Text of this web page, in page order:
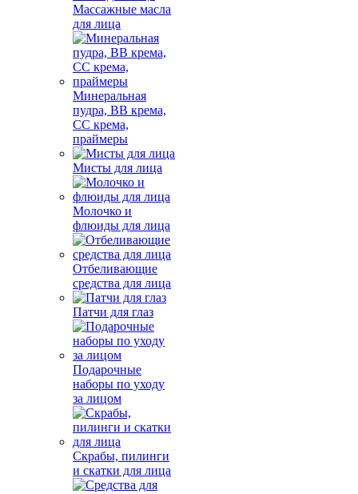
Массажные масла
для лица
Минеральная
пудра, BB крема,
СС крема,
праймеры
Мисты для лица
Молочко и
флюиды для лица
Отбеливающие
средства для лица
Патчи для глаз
Подарочные
наборы по уходу
за лицом
Скрабы, пилинги
и скатки для лица